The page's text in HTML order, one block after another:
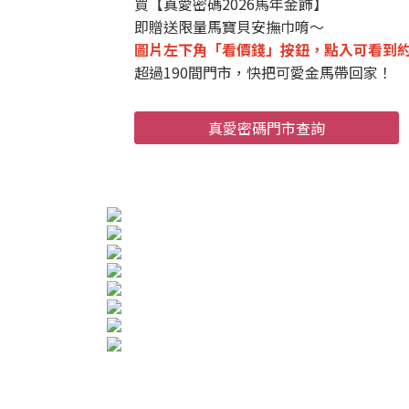
即贈送限量馬寶貝安撫巾唷～
圖片左下角「看價錢」按鈕，點入可看到
超過190間門市，快把可愛金馬帶回家！
真愛密碼門市查詢